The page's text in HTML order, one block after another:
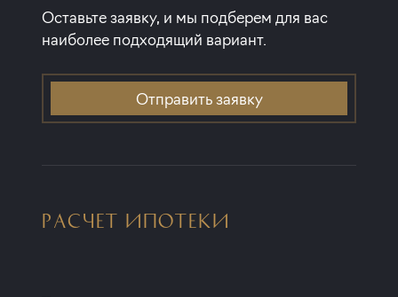
Оставьте заявку, и мы подберем для вас
наиболее подходящий вариант.
Отправить заявку
РАСЧЕТ ИПОТЕКИ